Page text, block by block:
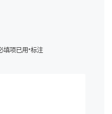
填项已用*标注